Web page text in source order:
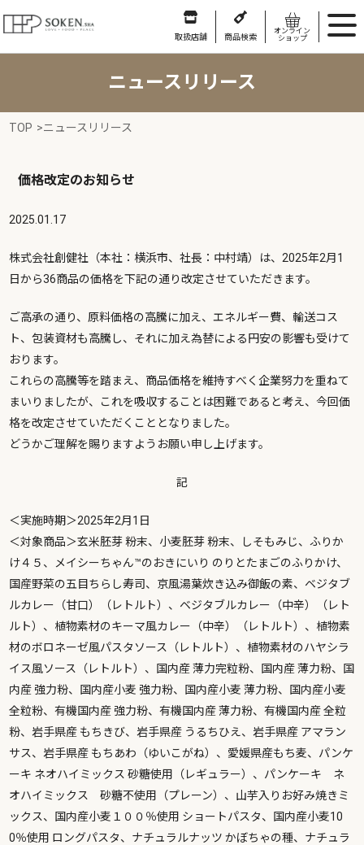
取扱店舗 商品検索
オンライン
ショップ
ニュースリリース
TOP >ニュースリリース
価格改定のお知らせ
2025.01.17
株式会社創健社（本社：横浜市、社長：中村靖）は、2025年2月1
日から36商品の価格を下記の通り改定させていただきます。
ご高承の通り、原料価格の高騰に加え、エネルギー費、輸送コス
ト、包装資材も高騰し、それに加え為替による円安の影響も受けて
おります。
これらの高騰等を踏まえ、商品価格を維持すべく企業努力を重ねて
まいりましたが、これを吸収することは困難であると考え、今回価
格を改定させていただくこととなりました。
どうかご理解を賜りますようお願い申し上げます。
記
＜実施時期＞2025年2月1日
＜対象商品＞玄米胚芽 粉末、小麦胚芽 粉末、しそもみじ、ふりか
け４５、メイシーちゃん™のおきにいり のりとたまごのふりかけ、
国産野菜の五目ちらし寿司、京風湯葉炊き込み御飯の素、ベジタブ
ルカレー（甘口）（レトルト）、ベジタブルカレー（中辛）（レト
ルト）、植物素材のキーマ風カレー（中辛）（レトルト）、植物素
材のボロネーゼ風パスタソース（レトルト）、植物素材のハヤシラ
イス風ソース（レトルト）、国内産 薄力完粒粉、国内産 薄力粉、国
内産 強力粉、国内産小麦 強力粉、国内産小麦 薄力粉、国内産小麦
全粒粉、有機国内産 強力粉、有機国内産 薄力粉、有機国内産 全粒
粉、岩手県産 もちきび、岩手県産 うるちひえ、岩手県産 アマラン
サス、岩手県産 もちあわ（ゆいこがね）、愛媛県産もち麦、パンケ
ーキ ネオハイミックス 砂糖使用（レギュラー）、パンケーキ ネ
オハイミックス 砂糖不使用（プレーン）、山芋入りお好み焼きミ
ックス、国内産小麦１００％使用 ショートパスタ、国内産小麦10
0％使用 ロングパスタ、ナチュラルナッツ かぼちゃの種、ナチュラ